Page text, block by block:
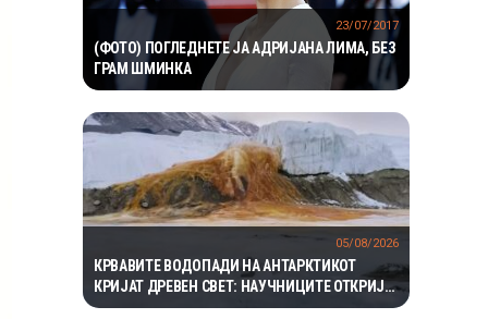
(ФОТО) ПОГЛЕДНЕТЕ ЈА АДРИЈАНА ЛИМА, БЕЗ
ГРАМ ШМИНКА
23/07/2017
КРВАВИТЕ ВОДОПАДИ НА АНТАРКТИКОТ
КРИЈАТ ДРЕВЕН СВЕТ: НАУЧНИЦИТЕ ОТКРИЈА
ЕКОСИСТЕМ ИЗОЛИРАН ПОВЕЌЕ ОД 1,5
05/08/2026